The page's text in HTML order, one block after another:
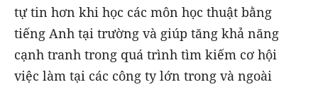
tự tin hơn khi học các môn học thuật bằng
tiếng Anh tại trường và giúp tăng khả năng
cạnh tranh trong quá trình tìm kiếm cơ hội
việc làm tại các công ty lớn trong và ngoài